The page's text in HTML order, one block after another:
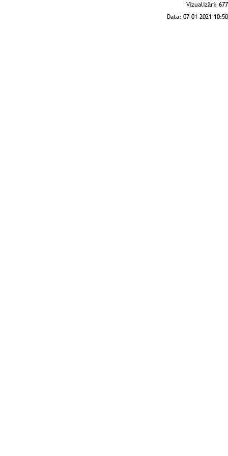
Vizualizări: 677
Data: 07-01-2021 10:50